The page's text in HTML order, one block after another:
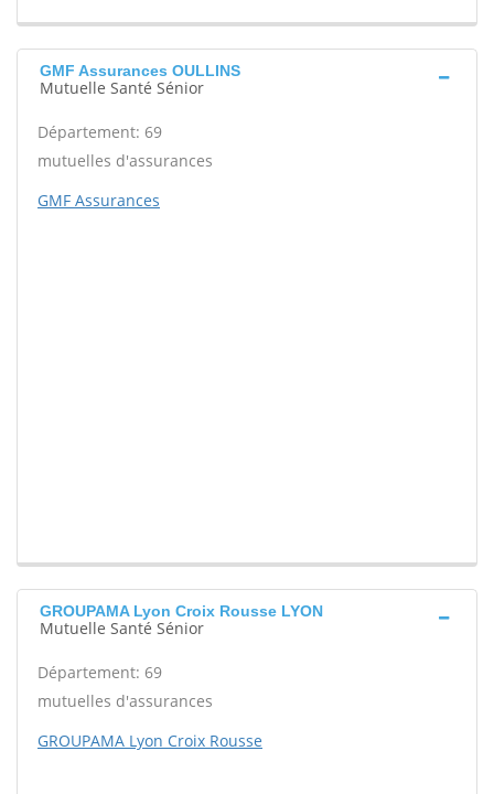
GMF Assurances OULLINS
Mutuelle Santé Sénior
Département: 69
mutuelles d'assurances
GMF Assurances
GROUPAMA Lyon Croix Rousse LYON
Mutuelle Santé Sénior
Département: 69
mutuelles d'assurances
GROUPAMA Lyon Croix Rousse